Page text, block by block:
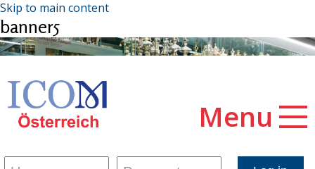
Skip to main content
banner5
Menu